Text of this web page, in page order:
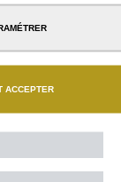
ACCEPTER